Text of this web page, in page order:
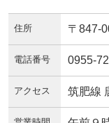
住所 〒847-
電話番号 0955-
アクセス 筑肥線